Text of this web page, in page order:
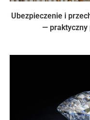
Ubezpieczenie i
— praktyczny